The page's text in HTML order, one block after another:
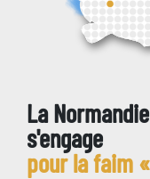
La Normandie
s'engage
pour la faim